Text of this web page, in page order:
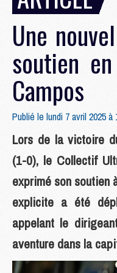
Une
soutien
Campos
Publié le lundi 7 avril 2025 à
Lors de la victoire
(1-0), le Collectif
exprimé son soutien
explicite a été
appelant le
aventure dans la